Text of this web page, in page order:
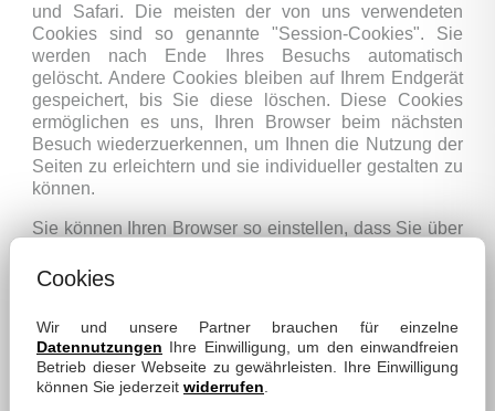
und Safari. Die meisten der von uns verwendeten
Cookies sind so genannte "Session-Cookies". Sie
werden nach Ende Ihres Besuchs automatisch
gelöscht. Andere Cookies bleiben auf Ihrem Endgerät
gespeichert, bis Sie diese löschen. Diese Cookies
ermöglichen es uns, Ihren Browser beim nächsten
Besuch wiederzuerkennen, um Ihnen die Nutzung der
Seiten zu erleichtern und sie individueller gestalten zu
können.
Sie können Ihren Browser so einstellen, dass Sie über
Cookies nur im Einzelfall erlauben, die Annahme von
Cookies beim Schließen des Browser aktivieren. Eine
Anleitung für die Verwaltung von Cookies auf Ihrem
Browser finden Sie in der Regel unter der Hilfe-
Cookies
Wir und unsere Partner brauchen für einzelne
Datennutzungen Ihre Einwilligung, um den einwandfreien
Betrieb dieser Webseite zu gewährleisten. Ihre Einwilligung
können Sie jederzeit widerrufen